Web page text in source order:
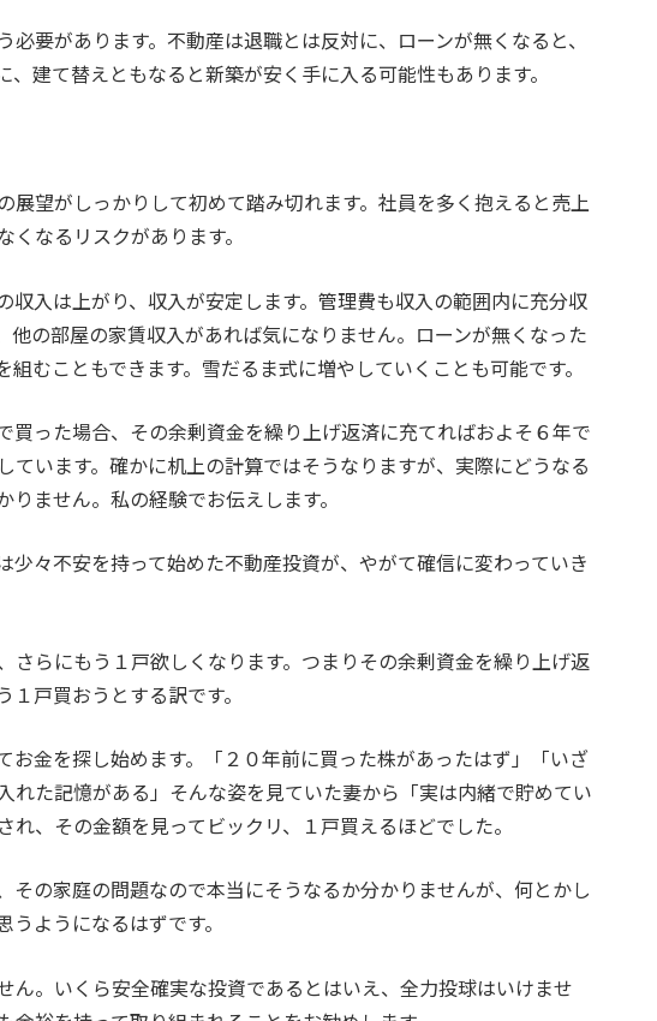
要があります。不動産は退職とは反対に、ローンが無くなると、
建て替えともなると新築が安く手に入る可能性もあります。
展望がしっかりして初めて踏み切れます。社員を多く抱えると売上
なるリスクがあります。
収入は上がり、収入が安定します。管理費も収入の範囲内に充分収
他の部屋の家賃収入があれば気になりません。ローンが無くなった
むこともできます。雪だるま式に増やしていくことも可能です。
買った場合、その余剰資金を繰り上げ返済に充てればおよそ６年で
ています。確かに机上の計算ではそうなりますが、実際にどうなる
ません。私の経験でお伝えします。
少々不安を持って始めた不動産投資が、やがて確信に変わっていき
さらにもう１戸欲しくなります。つまりその余剰資金を繰り上げ返
戸買おうとする訳です。
お金を探し始めます。「２０年前に買った株があったはず」「いざ
れた記憶がある」そんな姿を見ていた妻から「実は内緒で貯めてい
、その金額を見ってビックリ、１戸買えるほどでした。
その家庭の問題なので本当にそうなるか分かりませんが、何とかし
ようになるはずです。
ん。いくら安全確実な投資であるとはいえ、全力投球はいけませ